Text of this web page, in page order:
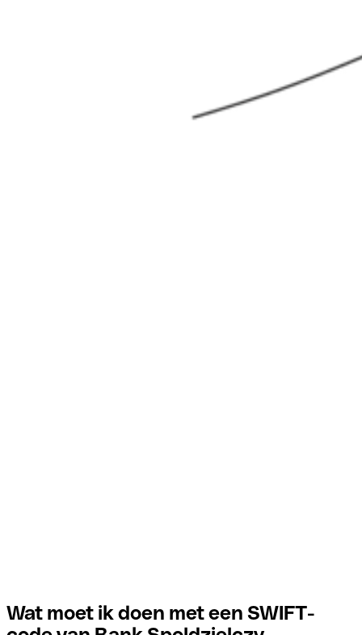
Wat moet ik doen met een SWIFT-